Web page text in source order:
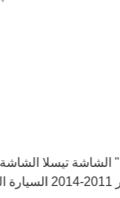
12.1" الشاشة تيسلا
رينجر 2011-